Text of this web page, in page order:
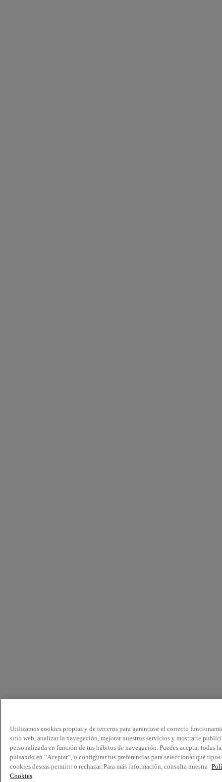
Utilizamos cookies propias y de terceros para garantizar el correcto
sitio web, analizar la navegación, mejorar nuestros servicios y mostrarte
personalizada en función de tus hábitos de navegación. Puedes aceptar todas
pulsando en “Aceptar”, o configurar tus preferencias para seleccionar qué tipos
cookies deseas permitir o rechazar. Para más información, consulta nuestra
Cookies